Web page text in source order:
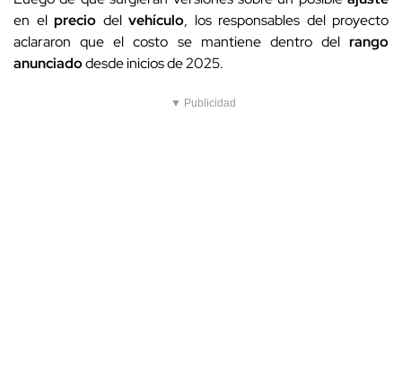
en el precio del vehículo, los responsables del proyecto
aclararon que el costo se mantiene dentro del rango
anunciadodesde inicios de 2025.
▼ Publicidad